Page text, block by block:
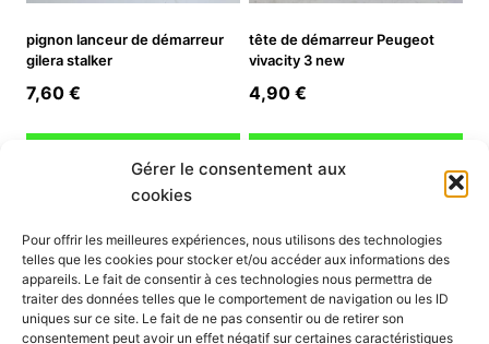
Gérer le consentement aux
cookies
Pour offrir les meilleures expériences, nous utilisons des technologies
telles que les cookies pour stocker et/ou accéder aux informations des
appareils. Le fait de consentir à ces technologies nous permettra de
traiter des données telles que le comportement de navigation ou les ID
uniques sur ce site. Le fait de ne pas consentir ou de retirer son
consentement peut avoir un effet négatif sur certaines caractéristiques
pignon lanceur de démarreur
gilera stalker
7,60 €
tête de démarreur Peugeot
vivacity 3 new
4,90 €
INFORMATION
Mon compte
Nous contacter
Mode paiement